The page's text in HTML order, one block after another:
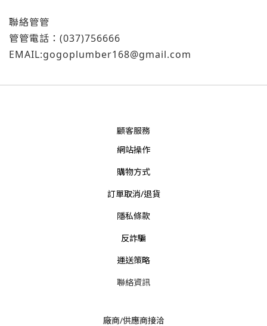
聯絡管管
管管電話：(037)756666
EMAIL:gogoplumber168@gmail.com
顧客服務
網站操作
購物方式
訂單取消/退貨
隱私條款
反詐騙
運送策略
聯絡資訊
廠商/供應商接洽